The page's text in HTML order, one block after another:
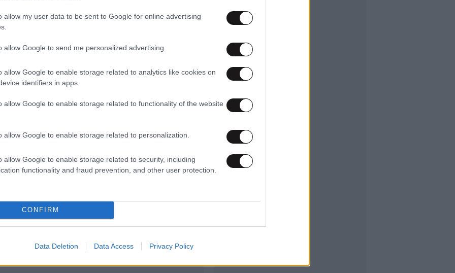
allow my user data to be sent to Google for online advertising
allow Google to send me personalized advertising.
allow Google to enable storage related to analytics like cookies on
identifiers in apps.
allow Google to enable storage related to functionality of the website
allow Google to enable storage related to personalization.
allow Google to enable storage related to security, including
functionality and fraud prevention, and other user protection.
CONFIRM
Data Deletion Data Access Privacy Policy
των αμυντικών πρωτοβουλιών με την
στην Πορτογαλία (59%), τη Δανία (56%),
υπέρ της μείωσης της εξάρτησης από το
των ευρωπαϊκών εναλλακτικών λύσεων, με τη
να αναφέρουν την υψηλότερη υποστήριξη για
, με την πλειοψηφία να τάσσεται υπέρ της
όπλων, ενώ η Γερμανία, η Ιταλία και η
επί του θέματος.
δημόσιων δαπανών για την αύξηση των
ισχυρή στην Ιταλία (63%), την Αυστρία